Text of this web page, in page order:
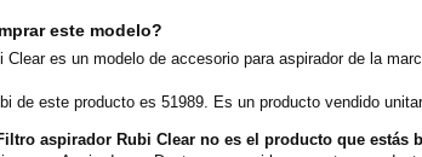
este modelo?
Clear es un modelo de accesorio para aspirador de la
de este producto es 51989. Es un producto vendido
aspirador Rubi Clear no es el producto que estás